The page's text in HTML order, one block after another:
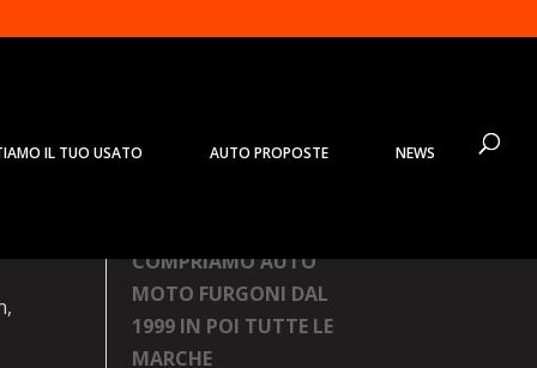
IL TUO USATO AUTO PROPOSTE NEWS
COMPRIAMO AUTO
MOTO FURGONI DAL
1999 IN POI TUTTE LE
MARCHE